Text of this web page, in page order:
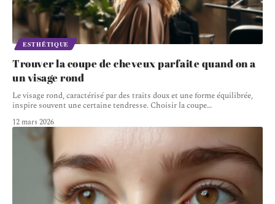
ESTHÉTIQUE
Trouver la coupe de cheveux parfaite quand on a
un visage rond
Le visage rond, caractérisé par des traits doux et une forme équilibrée,
inspire souvent une certaine tendresse. Choisir la coupe…
12 mars 2026